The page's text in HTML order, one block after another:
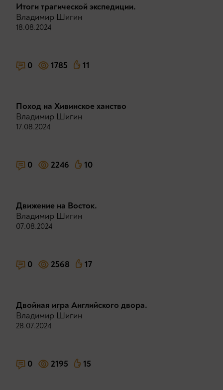
Итоги трагической экспедиции.
Владимир Шигин
18.08.2024
0 1785 11
Поход на Хивинское ханство
Владимир Шигин
17.08.2024
0 2246 10
Движение на Восток.
Владимир Шигин
07.08.2024
0 2568 17
Двойная игра Английского двора.
Владимир Шигин
28.07.2024
0 2195 15